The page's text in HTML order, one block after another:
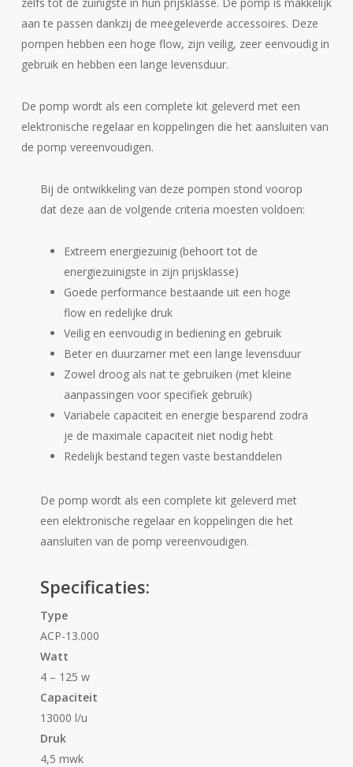
aan te passen dankzij de meegeleverde accessoires. Deze
pompen hebben een hoge flow, zijn veilig, zeer eenvoudig in
gebruik en hebben een lange levensduur.
De pomp wordt als een complete kit geleverd met een
elektronische regelaar en koppelingen die het aansluiten van
de pomp vereenvoudigen.
Bij de ontwikkeling van deze pompen stond voorop
dat deze aan de volgende criteria moesten voldoen:
Extreem energiezuinig (behoort tot de
energiezuinigste in zijn prijsklasse)
Goede performance bestaande uit een hoge
flow en redelijke druk
Veilig en eenvoudig in bediening en gebruik
Beter en duurzamer met een lange levensduur
Zowel droog als nat te gebruiken (met kleine
aanpassingen voor specifiek gebruik)
Variabele capaciteit en energie besparend zodra
je de maximale capaciteit niet nodig hebt
Redelijk bestand tegen vaste bestanddelen
De pomp wordt als een complete kit geleverd met
een elektronische regelaar en koppelingen die het
aansluiten van de pomp vereenvoudigen.
Specificaties:
Type
ACP-13.000
Watt
4 – 125 w
Capaciteit
13000 l/u
Druk
4,5 mwk